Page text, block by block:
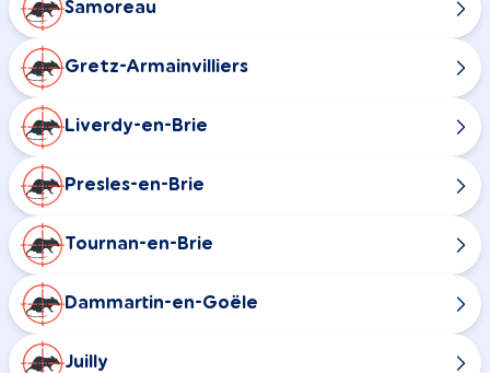
Samoreau
Gretz-Armainvilliers
Liverdy-en-Brie
Presles-en-Brie
Tournan-en-Brie
Dammartin-en-Goële
Juilly